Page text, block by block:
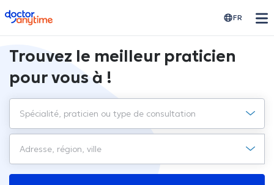
doctoranytime FR
Trouvez le meilleur praticien
pour vous à !